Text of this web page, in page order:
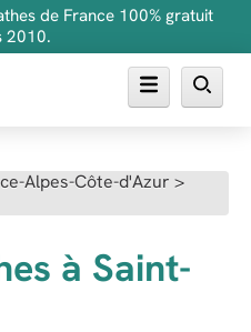
de France 100% gratuit
2010.
Alpes-Côte-d'Azur >
à Saint-